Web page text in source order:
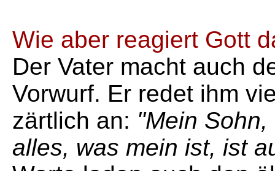
Wie aber reagiert Gott
Der Vater macht auch
Vorwurf. Er redet ihm
zärtlich an: "Mein
alles, was mein ist, ist